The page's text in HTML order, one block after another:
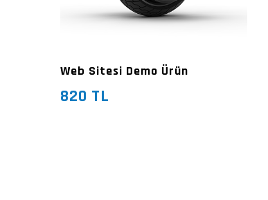
Web Sitesi Demo Ürün
820 TL